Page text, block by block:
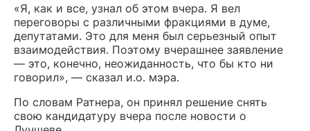
«Я, как и все, узнал об этом вчера. Я вел
переговоры с различными фракциями в думе,
депутатами. Это для меня был серьезный опыт
взаимодействия. Поэтому вчерашнее заявление
— это, конечно, неожиданность, что бы кто ни
говорил», — сказал и.о. мэра.
По словам Ратнера, он принял решение снять
свою кандидатуру вчера после новости о